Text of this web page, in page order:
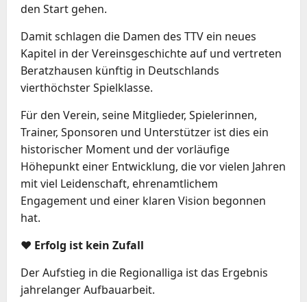
den Start gehen.
Damit schlagen die Damen des TTV ein neues
Kapitel in der Vereinsgeschichte auf und vertreten
Beratzhausen künftig in Deutschlands
vierthöchster Spielklasse.
Für den Verein, seine Mitglieder, Spielerinnen,
Trainer, Sponsoren und Unterstützer ist dies ein
historischer Moment und der vorläufige
Höhepunkt einer Entwicklung, die vor vielen Jahren
mit viel Leidenschaft, ehrenamtlichem
Engagement und einer klaren Vision begonnen
hat.
❤️ Erfolg ist kein Zufall
Der Aufstieg in die Regionalliga ist das Ergebnis
jahrelanger Aufbauarbeit.